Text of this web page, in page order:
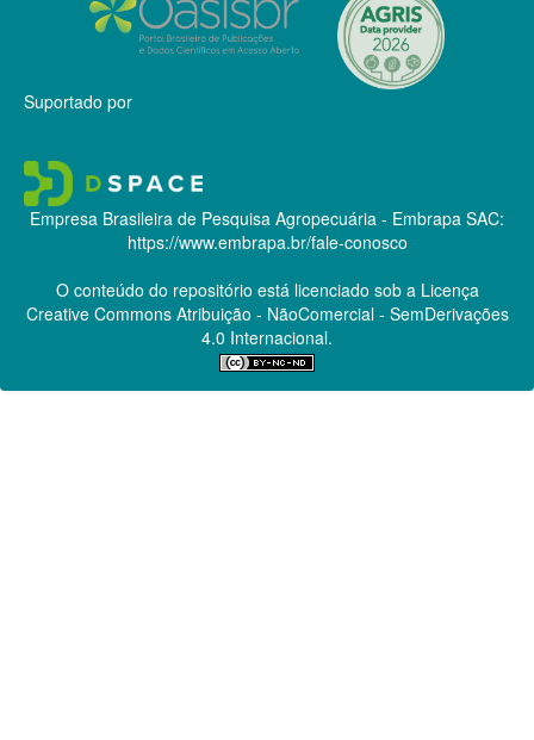
Suportado por
Empresa Brasileira de Pesquisa Agropecuária - Embrapa SAC:
https://www.embrapa.br/fale-conosco
O conteúdo do repositório está licenciado sob a Licença
Creative CommonsAtribuição - NãoComercial - SemDerivações
4.0 Internacional.